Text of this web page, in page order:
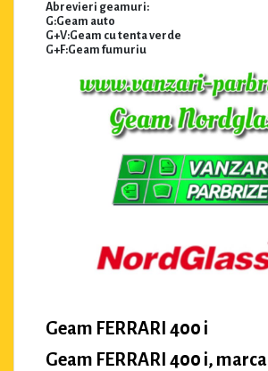
Abrevieri geamuri:
G:Geam auto
G+V:Geam cu tenta verde
G+F:Geam fumuriu
Geam FERRARI 400 i
Geam FERRARI 400 i, marca